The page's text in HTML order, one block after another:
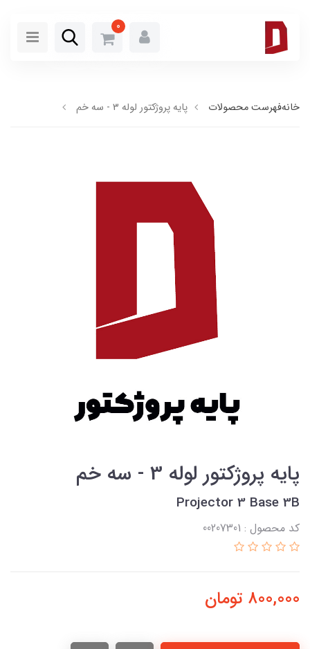
0
خانهفهرست محصولات پایه پروژكتور لوله 3 - سه خم
پایه پروژكتور لوله 3 - سه خم
Projector 3 Base 3B
کد محصول : 00207301
800,000 تومان